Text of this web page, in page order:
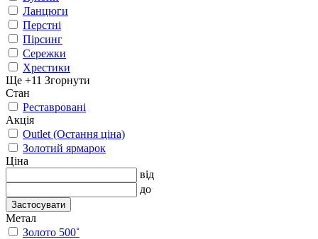
Ланцюги
Перстні
Пірсинг
Сережки
Хрестики
Ще +11 Згорнути
Стан
Реставровані
Акція
Outlet (Остання ціна)
Золотий ярмарок
Ціна
від
до
Застосувати
Метал
Золото 500˚